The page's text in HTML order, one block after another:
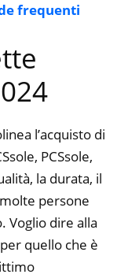
frequenti
l’acquisto di
PCSsole,
la durata, il
persone
Voglio dire alla
quello che è